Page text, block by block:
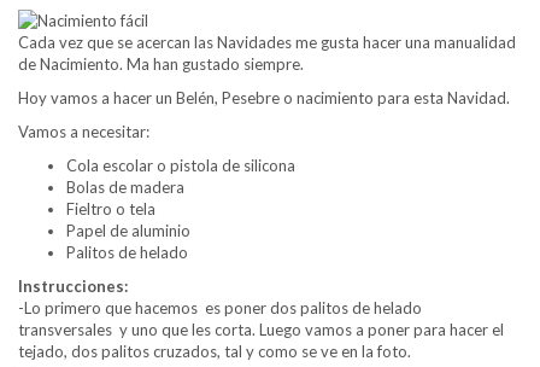
Cada vez que se acercan las Navidades me gusta hacer una manualidad
de Nacimiento. Ma han gustado siempre.
Hoy vamos a hacer un Belén, Pesebre o nacimiento para esta Navidad.
Vamos a necesitar:
Cola escolar o pistola de silicona
Bolas de madera
Fieltro o tela
Papel de aluminio
Palitos de helado
Instrucciones:
-Lo primero que hacemos es poner dos palitos de helado
transversales y uno que les corta. Luego vamos a poner para hacer el
tejado, dos palitos cruzados, tal y como se ve en la foto.